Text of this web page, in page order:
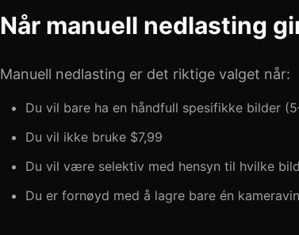
Når manuell nedlasting
Manuell nedlasting er det riktige valget når:
Du vil bare ha en håndfull spesifikke bilder
Du vil ikke bruke $7,99
Du vil være selektiv med hensyn til hvilke
Du er fornøyd med å lagre bare én